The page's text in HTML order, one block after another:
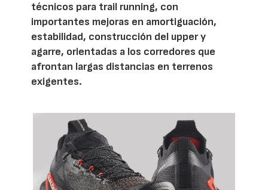
técnicos para trail running, con
importantes mejoras en amortiguación,
estabilidad, construcción del upper y
agarre, orientadas a los corredores que
afrontan largas distancias en terrenos
exigentes.